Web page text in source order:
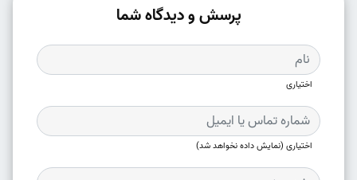
پرسش و دیدگاه شما
اختیاری
اختیاری (نمایش داده نخواهد شد)